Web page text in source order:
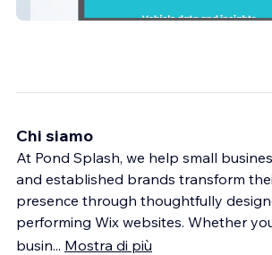
Chi siamo
At Pond Splash, we help small
and established brands transform
presence through thoughtfully
performing Wix websites. Whether
busin... Mostra di più